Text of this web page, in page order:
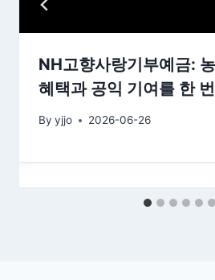
NH고향사랑기부예금:
혜택과 공익 기여를 한
By yjjo 2026-06-26